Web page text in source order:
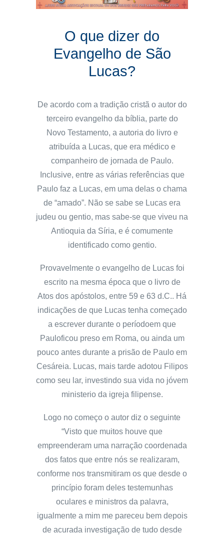
O que dizer do
Evangelho de São
Lucas?
De acordo com a tradição cristã o autor do
terceiro evangelho da bíblia, parte do
Novo Testamento, a autoria do livro e
atribuída a Lucas, que era médico e
companheiro de jornada de Paulo.
Inclusive, entre as várias referências que
Paulo faz a Lucas, em uma delas o chama
de “amado”. Não se sabe se Lucas era
judeu ou gentio, mas sabe-se que viveu na
Antioquia da Síria, e é comumente
identificado como gentio.
Provavelmente o evangelho de Lucas foi
escrito na mesma época que o livro de
Atos dos apóstolos, entre 59 e 63 d.C.. Há
indicações de que Lucas tenha começado
a escrever durante o períodoem que
Pauloficou preso em Roma, ou ainda um
pouco antes durante a prisão de Paulo em
Cesáreia. Lucas, mais tarde adotou Filipos
como seu lar, investindo sua vida no jóvem
ministerio da igreja filipense.
Logo no começo o autor diz o seguinte
“Visto que muitos houve que
empreenderam uma narração coordenada
dos fatos que entre nós se realizaram,
conforme nos transmitiram os que desde o
princípio foram deles testemunhas
oculares e ministros da palavra,
igualmente a mim me pareceu bem depois
de acurada investigação de tudo desde